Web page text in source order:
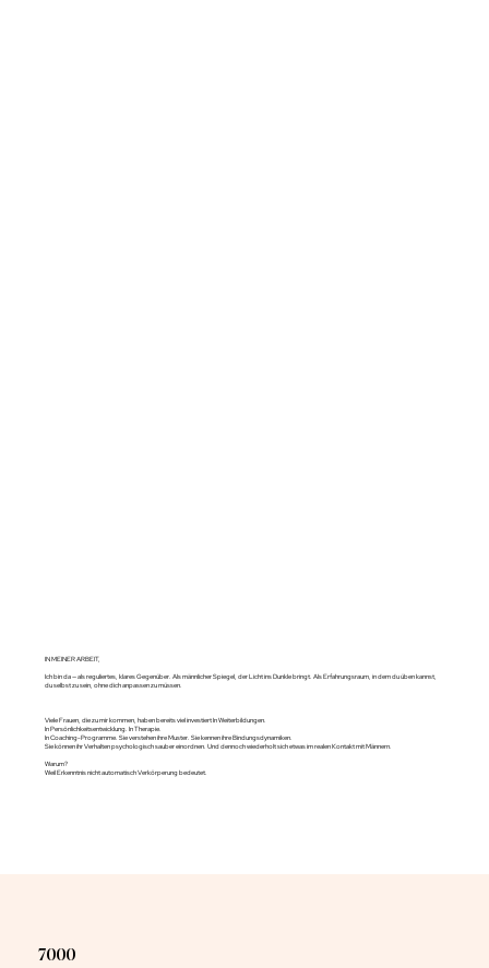
IN MEINER ARBEIT,
Ich bin da — als reguliertes, klares Gegenüber. Als männlicher Spiegel, der Licht ins Dunkle bringt. Als Erfahrungsraum, in dem du üben kannst,
du selbst zu sein, ohne dich anpassen zu müssen.
Viele Frauen, die zu mir kommen, haben bereits viel investiert In Weiterbildungen.
In Persönlichkeitsentwicklung. In Therapie.
In Coaching-Programme. Sie verstehen ihre Muster. Sie kennen ihre Bindungsdynamiken.
Sie können ihr Verhalten psychologisch sauber einordnen. Und dennoch wiederholt sich etwas im realen Kontakt mit Männern.
Warum?
Weil Erkenntnis nicht automatisch Verkörperung bedeutet.
7000